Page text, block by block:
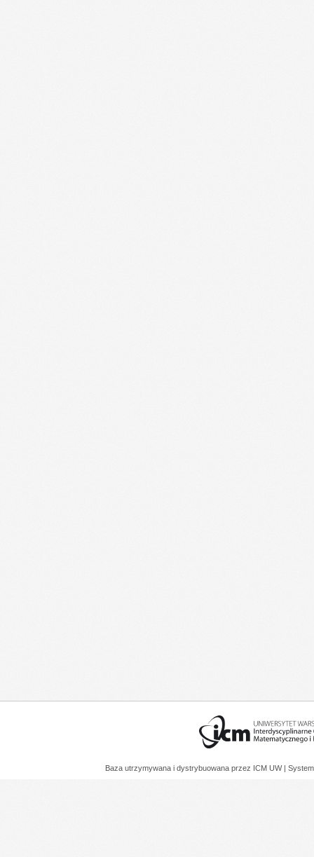
Baza utrzymywana i dystrybuowana przez ICM UW |